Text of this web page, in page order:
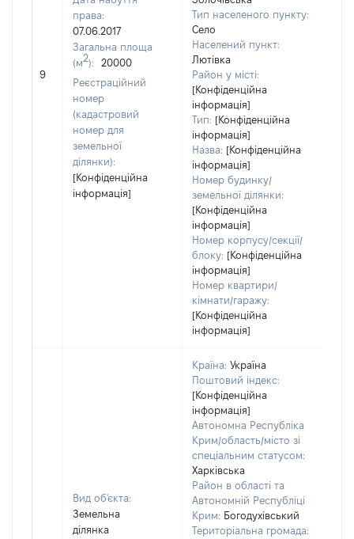
9
права:
07.06.2017
Загальна площа
(м2):
20000
Реєстраційний
номер
(кадастровий
номер для
земельної
ділянки):
[Конфіденційна
інформація]
Тип населеного пункту:
Село
Населений пункт:
Лютівка
Район у місті:
[Конфіденційна
інформація]
Тип: [Конфіденційна
інформація]
Назва: [Конфіденційна
інформація]
Номер будинку/
земельної ділянки:
[Конфіденційна
інформація]
Номер корпусу/секції/
блоку: [Конфіденційна
інформація]
Номер квартири/
кімнати/гаражу:
[Конфіденційна
інформація]
Вид об'єкта:
Земельна
ділянка
Країна: Україна
Поштовий індекс:
[Конфіденційна
інформація]
Автономна Республіка
Крим/область/місто зі
спеціальним статусом:
Харківська
Район в області та
Автономній Республіці
Крим: Богодухівський
Територіальна громада: